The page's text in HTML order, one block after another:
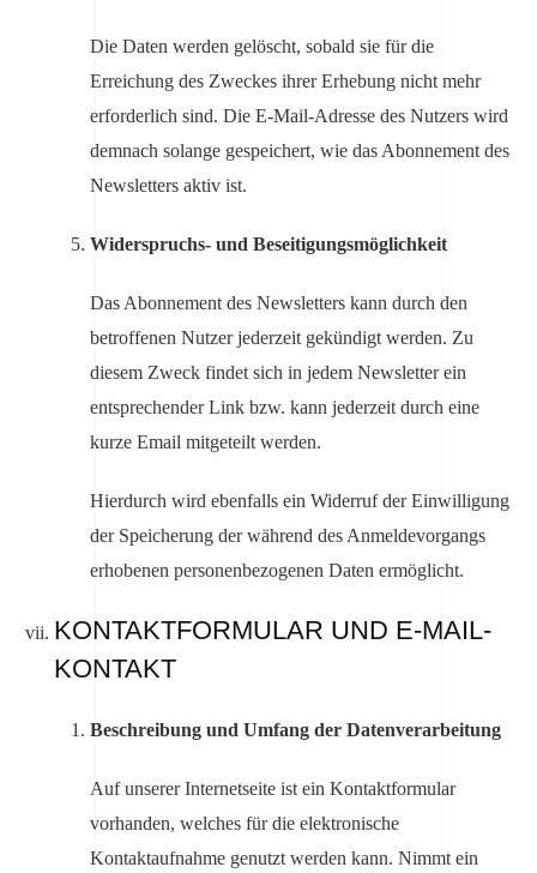
Die Daten werden gelöscht, sobald sie für die
Erreichung des Zweckes ihrer Erhebung nicht mehr
erforderlich sind. Die E-Mail-Adresse des Nutzers wird
demnach solange gespeichert, wie das Abonnement des
Newsletters aktiv ist.
Widerspruchs- und Beseitigungsmöglichkeit
Das Abonnement des Newsletters kann durch den
betroffenen Nutzer jederzeit gekündigt werden. Zu
diesem Zweck findet sich in jedem Newsletter ein
entsprechender Link bzw. kann jederzeit durch eine
kurze Email mitgeteilt werden.
Hierdurch wird ebenfalls ein Widerruf der Einwilligung
der Speicherung der während des Anmeldevorgangs
erhobenen personenbezogenen Daten ermöglicht.
KONTAKTFORMULAR UND E-MAIL-
KONTAKT
Beschreibung und Umfang der Datenverarbeitung
Auf unserer Internetseite ist ein Kontaktformular
vorhanden, welches für die elektronische
Kontaktaufnahme genutzt werden kann. Nimmt ein